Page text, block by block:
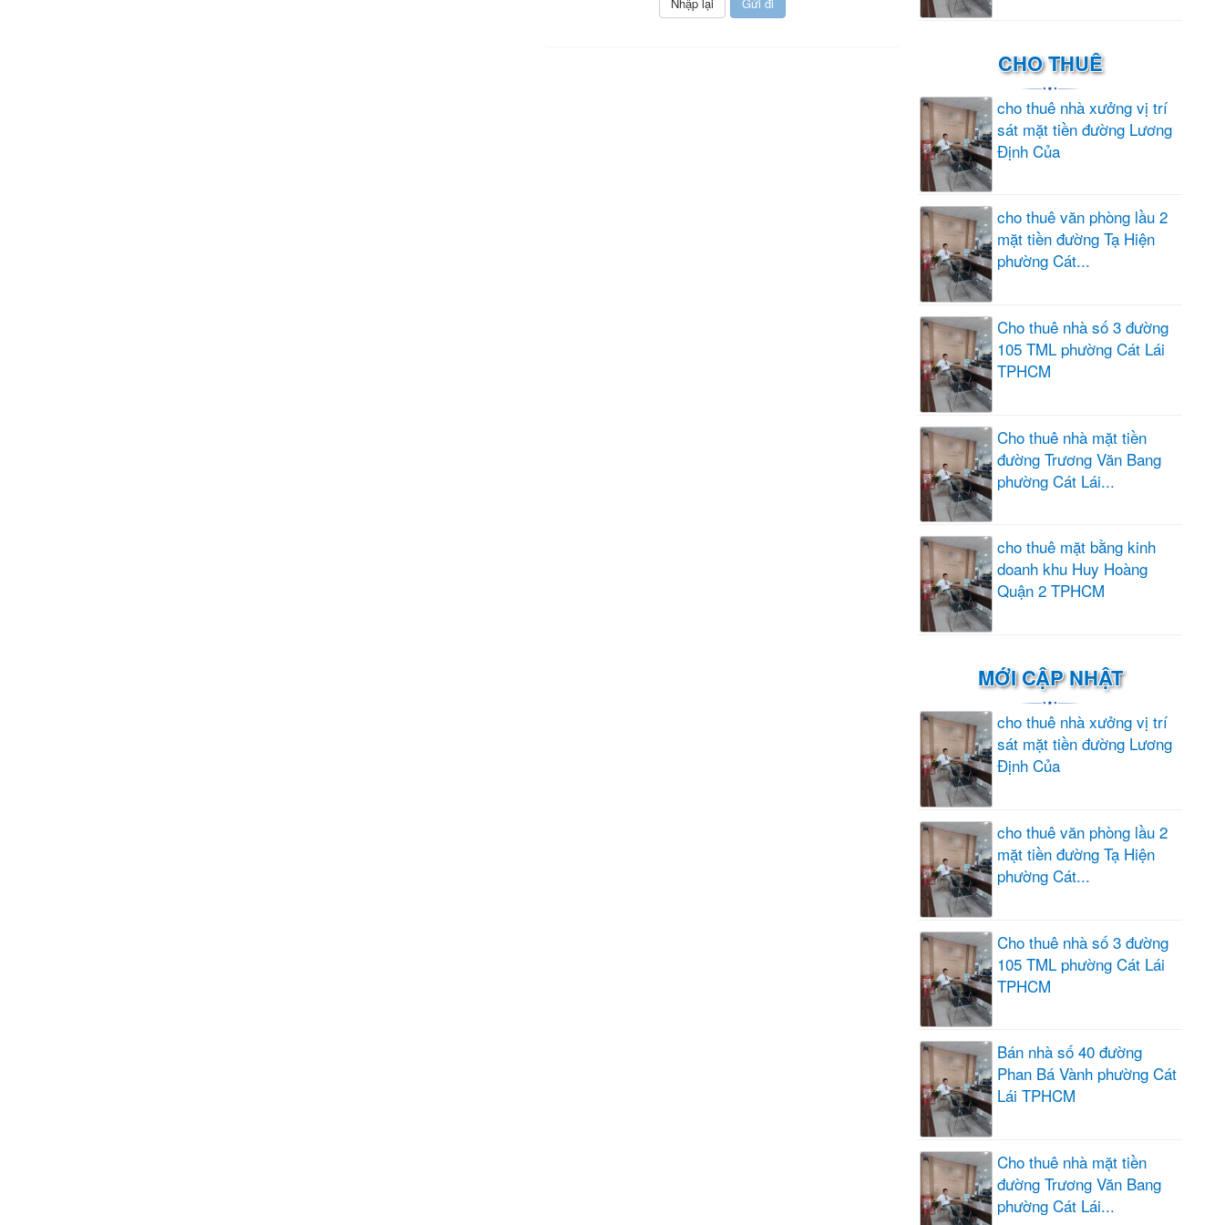
CHO THUÊ
cho thuê nhà xưởng vị trí
sát mặt tiền đường Lương
Định Của
cho thuê văn phòng lầu 2
mặt tiền đường Tạ Hiện
phường Cát...
Cho thuê nhà số 3 đường
105 TML phường Cát Lái
TPHCM
Cho thuê nhà mặt tiền
đường Trương Văn Bang
phường Cát Lái...
cho thuê mặt bằng kinh
doanh khu Huy Hoàng
Quận 2 TPHCM
MỚI CẬP NHẬT
cho thuê nhà xưởng vị trí
sát mặt tiền đường Lương
Định Của
cho thuê văn phòng lầu 2
mặt tiền đường Tạ Hiện
phường Cát...
Cho thuê nhà số 3 đường
105 TML phường Cát Lái
TPHCM
Bán nhà số 40 đường
Phan Bá Vành phường Cát
Lái TPHCM
Cho thuê nhà mặt tiền
đường Trương Văn Bang
phường Cát Lái...